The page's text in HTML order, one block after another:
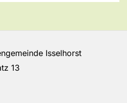
Isselhorst
13